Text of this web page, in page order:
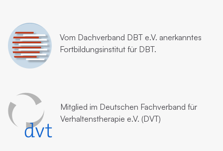
Vom Dachverband DBT e.V. anerkanntes
Fortbildungsinstitut für DBT.
Mitglied im Deutschen Fachverband für
Verhaltenstherapie e.V. (DVT)